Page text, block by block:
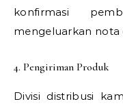
konfirmasi
mengeluarkan nota
4. Pengiriman Produk
Divisi distribusi